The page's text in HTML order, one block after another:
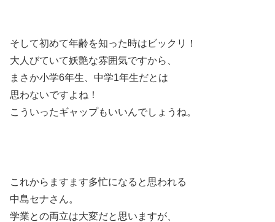
そして初めて年齢を知った時はビックリ！
大人びていて妖艶な雰囲気ですから、
まさか小学6年生、中学1年生だとは
思わないですよね！
こういったギャップもいいんでしょうね。
これからますます多忙になると思われる
中島セナさん。
学業との両立は大変だと思いますが、